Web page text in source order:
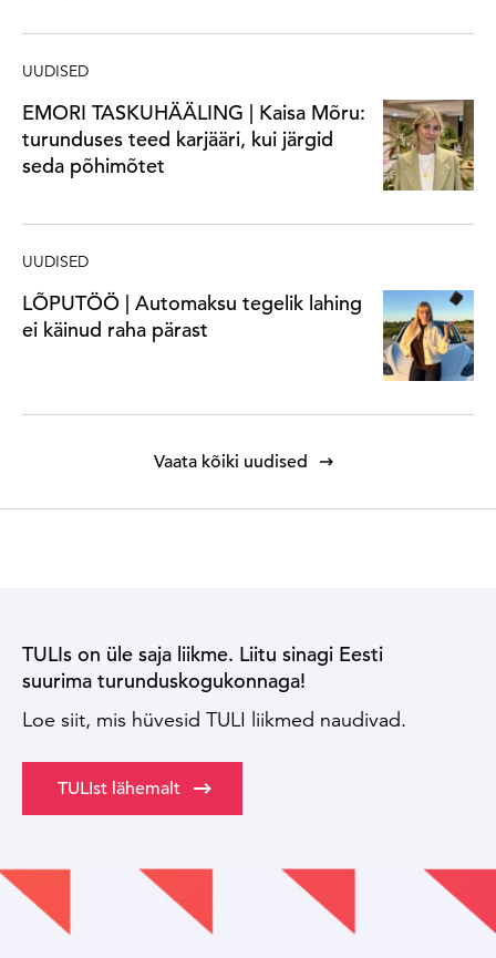
UUDISED
EMORI TASKUHÄÄLING | Kaisa Mõru:
turunduses teed karjääri, kui järgid
seda põhimõtet
UUDISED
LÕPUTÖÖ | Automaksu tegelik lahing
ei käinud raha pärast
Vaata kõiki uudised
TULIs on üle saja liikme. Liitu sinagi Eesti
suurima turunduskogukonnaga!
Loe siit, mis hüvesid TULI liikmed naudivad.
TULIst lähemalt